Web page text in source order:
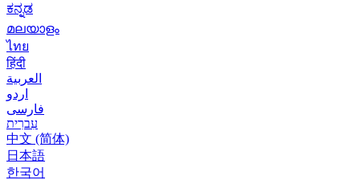
ಕನ್ನಡ
മലയാളം
ไทย
हिंदी
العربية
اردو
فارسی
עִברִית
中文 (简体)
日本語
한국어